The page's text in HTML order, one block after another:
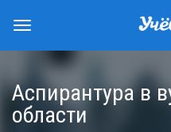
Аспирантура в
области